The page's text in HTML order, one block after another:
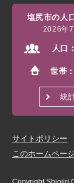
塩尻市の人
2026年7
人口：
世帯
統
サイトポリシー
このホームペー